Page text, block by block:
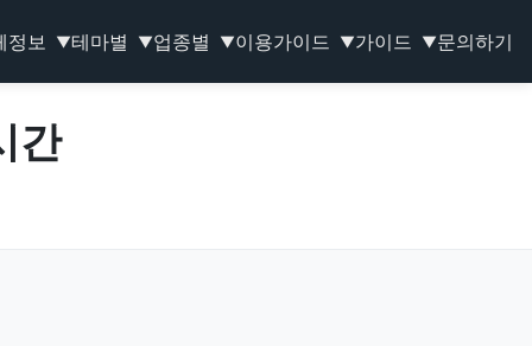
정보 ▼테마별 ▼업종별 ▼이용가이드 ▼가이드 ▼문의하기
간